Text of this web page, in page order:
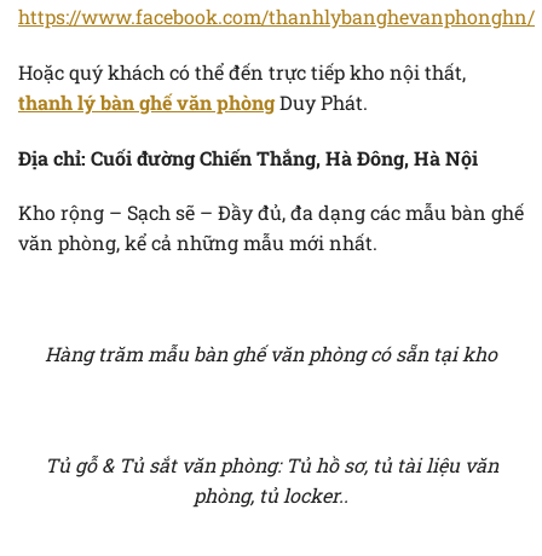
https://www.facebook.com/thanhlybanghevanphonghn/
Hoặc quý khách có thể đến trực tiếp kho nội thất,
thanh lý bàn ghế văn phòngDuy Phát.
Địa chỉ: Cuối đường Chiến Thắng, Hà Đông, Hà Nội
Kho rộng – Sạch sẽ – Đầy đủ, đa dạng các mẫu bàn ghế
văn phòng, kể cả những mẫu mới nhất.
Hàng trăm mẫu bàn ghế văn phòng có sẵn tại kho
Tủ gỗ & Tủ sắt văn phòng: Tủ hồ sơ, tủ tài liệu văn
phòng, tủ locker..